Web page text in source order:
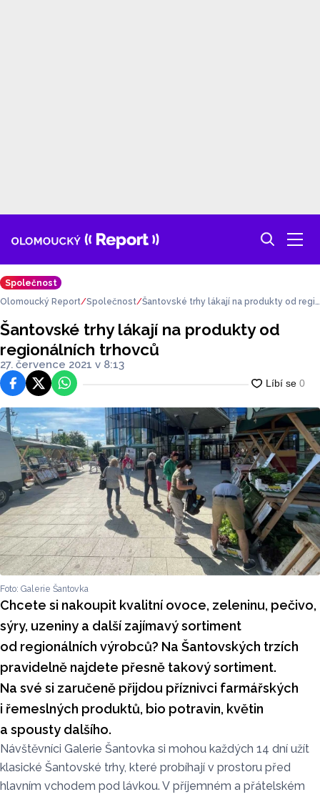
Společnost
Olomoucký Report Společnost Šantovské trhy lákají na produkty od regi
Šantovské trhy lákají na produkty od
regionálních trhovců
27. července 2021 v 8:13
FacebookPlatforma X
WhatsApp
Foto: Galerie Šantovka
Chcete si nakoupit kvalitní ovoce, zeleninu, pečivo,
sýry, uzeniny a další zajímavý sortiment
od regionálních výrobců? Na Šantovských trzích
pravidelně najdete přesně takový sortiment.
Na své si zaručeně přijdou příznivci farmářských
i řemeslných produktů, bio potravin, květin
a spousty dalšího.
Návštěvníci Galerie Šantovka si mohou každých 14 dní užít
klasické Šantovské trhy, které probíhají v prostoru před
hlavním vchodem pod lávkou. V příjemném a přátelském